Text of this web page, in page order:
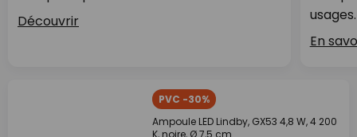
Découvrir
usages.
En
PVC -30%
Ampoule LED Lindby, GX53 4,8 W, 4 200